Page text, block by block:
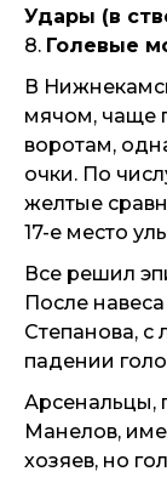
Удары (в
8. Голевые
В
мячом, чаще
воротам,
очки. По
желтые
17-е место
Все решил
После
Степанова, с
падении
Арсенальцы,
Манелов,
хозяев, но